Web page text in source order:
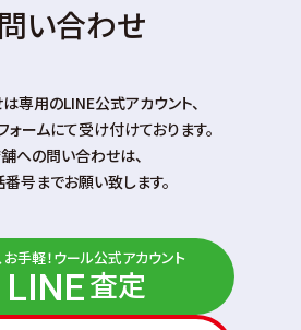
い合わせ
専⽤のLINE公式アカウント、
ォームにて受け付けております。
への問い合わせは、
号までお願い致します。
お手軽！ウール公式アカウント
LINE査定